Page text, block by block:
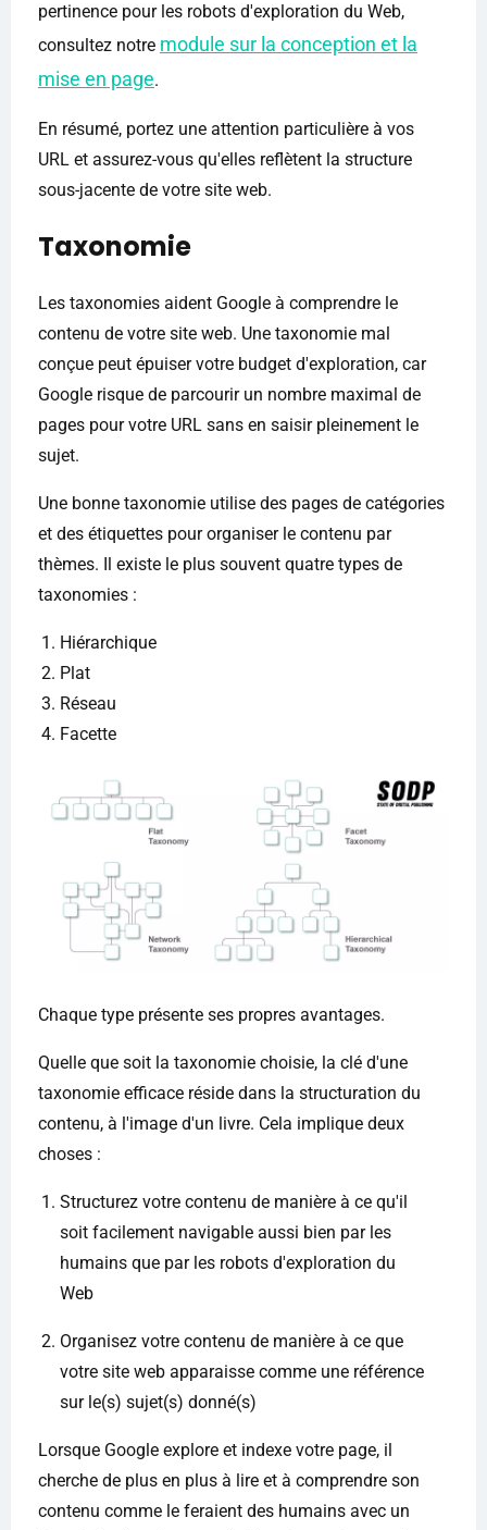
pertinence pour les robots d'exploration du Web,
consultez notre module sur la conception et la
mise en page.
En résumé, portez une attention particulière à vos
URL et assurez-vous qu'elles reflètent la structure
sous-jacente de votre site web.
Taxonomie
Les taxonomies aident Google à comprendre le
contenu de votre site web. Une taxonomie mal
conçue peut épuiser votre budget d'exploration, car
Google risque de parcourir un nombre maximal de
pages pour votre URL sans en saisir pleinement le
sujet.
Une bonne taxonomie utilise des pages de catégories
et des étiquettes pour organiser le contenu par
thèmes. Il existe le plus souvent quatre types de
taxonomies :
Hiérarchique
Plat
Réseau
Facette
Chaque type présente ses propres avantages.
Quelle que soit la taxonomie choisie, la clé d'une
taxonomie efficace réside dans la structuration du
contenu, à l'image d'un livre. Cela implique deux
choses :
Structurez votre contenu de manière à ce qu'il
soit facilement navigable aussi bien par les
humains que par les robots d'exploration du
Web
Organisez votre contenu de manière à ce que
votre site web apparaisse comme une référence
sur le(s) sujet(s) donné(s)
Lorsque Google explore et indexe votre page, il
cherche de plus en plus à lire et à comprendre son
contenu comme le feraient des humains avec un